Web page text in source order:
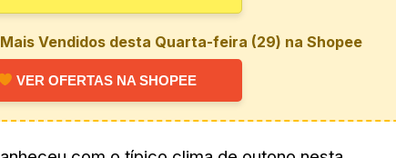
Vendidos desta Quarta-feira (29) na Shopee
VER OFERTAS NA SHOPEE